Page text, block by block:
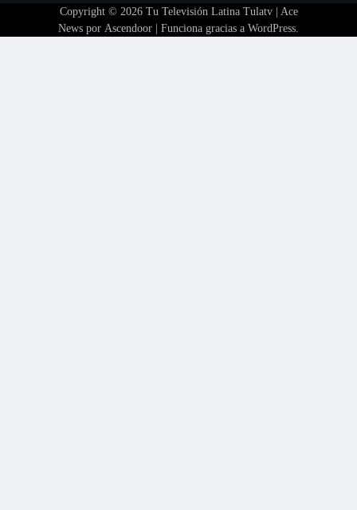
Copyright © 2026 Tu Televisión Latina Tulatv| Ace
News por Ascendoor | Funciona gracias a WordPress